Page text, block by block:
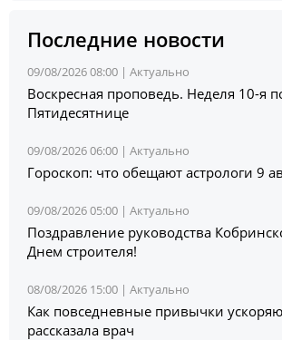
Последние новости
09/08/2026 08:00 | Актуально
Воскресная проповедь. Неделя 10-я
Пятидесятнице
09/08/2026 06:00 | Актуально
Гороскоп: что обещают астрологи 9
09/08/2026 05:00 | Актуально
Поздравление руководства
Днем строителя!
08/08/2026 15:00 | Актуально
Как повседневные привычки
рассказала врач